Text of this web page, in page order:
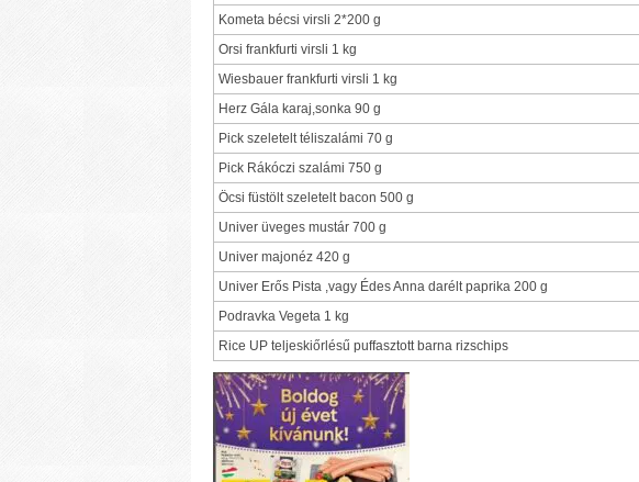
Kometa bécsi virsli 2*200 g
Orsi frankfurti virsli 1 kg
Wiesbauer frankfurti virsli 1 kg
Herz Gála karaj,sonka 90 g
Pick szeletelt téliszalámi 70 g
Pick Rákóczi szalámi 750 g
Öcsi füstölt szeletelt bacon 500 g
Univer üveges mustár 700 g
Univer majonéz 420 g
Univer Erős Pista ,vagy Édes Anna darélt paprika 200 g
Podravka Vegeta 1 kg
Rice UP teljeskiőrlésű puffasztott barna rizschips